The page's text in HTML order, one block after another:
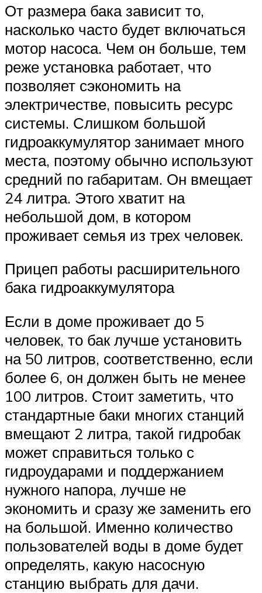
От размера бака зависит то,
насколько часто будет включаться
мотор насоса. Чем он больше, тем
реже установка работает, что
позволяет сэкономить на
электричестве, повысить ресурс
системы. Слишком большой
гидроаккумулятор занимает много
места, поэтому обычно используют
средний по габаритам. Он вмещает
24 литра. Этого хватит на
небольшой дом, в котором
проживает семья из трех человек.
Прицеп работы расширительного
бака гидроаккумулятора
Если в доме проживает до 5
человек, то бак лучше установить
на 50 литров, соответственно, если
более 6, он должен быть не менее
100 литров. Стоит заметить, что
стандартные баки многих станций
вмещают 2 литра, такой гидробак
может справиться только с
гидроударами и поддержанием
нужного напора, лучше не
экономить и сразу же заменить его
на большой. Именно количество
пользователей воды в доме будет
определять, какую насосную
станцию выбрать для дачи.